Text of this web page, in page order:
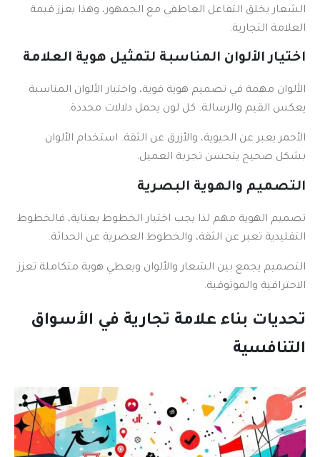
الشعار يخلق التفاعل العاطفي مع الجمهور، وهذا يعزز قيمة
العلامة التجارية.
اختيار الألوان المناسبة لتمثيل هوية العلامة
الألوان مهمة في تصميم هوية قوية، واختيار الألوان المناسبة
يعكس القيم والرسالة. كل لون يحمل دلالات محددة.
الأحمر يعبر عن الحيوية، والأزرق عن الثقة. استخدام الألوان
بشكل صحيح يتحسن تجربة العميل.
التصميم والهوية البصرية
تصميم الهوية مهم لذا يجب اختيار الخطوط بعناية، فالخطوط
التقليدية تعبر عن الثقة، والخطوط العصرية عن الحداثة.
التصميم يجمع بين الشعار والألوان ويعطي هوية متكاملة تعزز
الاحترافية والموثوقية.
تحديات بناء علامة تجارية في الأسواق
التنافسية